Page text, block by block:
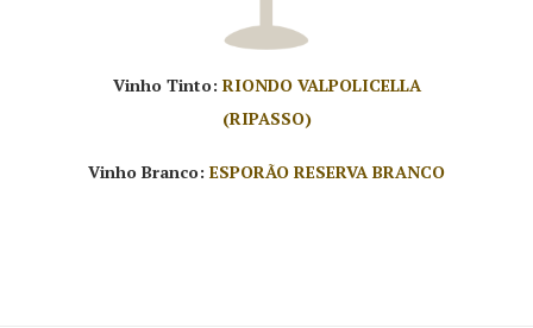
Vinho Tinto: RIONDO VALPOLICELLA
(RIPASSO)
Vinho Branco: ESPORÃO RESERVA BRANCO